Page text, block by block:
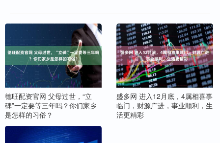
德旺配资官网 父母过世，“立
碑”一定要等三年吗？你们家乡
是怎样的习俗？
盛多网 进入12月底，4属相喜事
临门，财源广进，事业顺利，生
活更精彩